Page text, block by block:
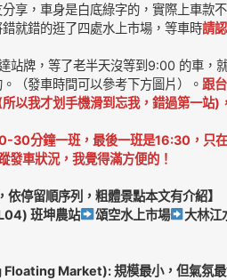
享，車身是白底綠字的，實際上車款
就錯的逛了四處水上市場，等車時請
站牌，等了老半天沒等到9:00 的車，
（發車時間可以參考下方圖片）。 跟
以我才划手機滑到忘我，錯過第一站)
30分鐘一班，最後一班是16:30，只
發車狀況，我覺得滿方便的！
依停留順序列 ，粗體景點本文有介紹】
班坤農站
頌空水上市場 大林江
Market): 規模最小，但氣氛